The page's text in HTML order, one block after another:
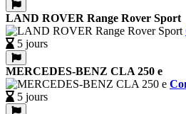
LAND ROVER Range Rover Sport
5 jours
MERCEDES-BENZ CLA 250 e
5 jours